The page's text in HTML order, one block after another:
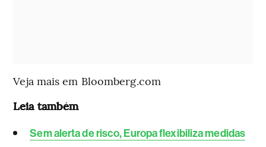
Veja mais em Bloomberg.com
Leia também
Sem alerta de risco, Europa flexibiliza medidas